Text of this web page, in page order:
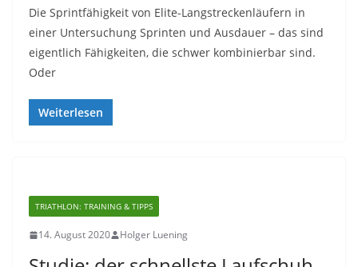
Die Sprintfähigkeit von Elite-Langstreckenläufern in
einer Untersuchung Sprinten und Ausdauer – das sind
eigentlich Fähigkeiten, die schwer kombinierbar sind.
Oder
Weiterlesen
TRIATHLON: TRAINING & TIPPS
14. August 2020 Holger Luening